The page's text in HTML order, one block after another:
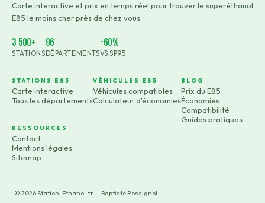
Carte interactive et prix en temps réel pour trouver le superéthanol
E85 le moins cher près de chez vous.
3 500+
STATIONS
96
DÉPARTEMENTS
-60%
VS SP95
STATIONS E85
Carte interactive
Tous les départements
VÉHICULES E85
Véhicules compatibles
Calculateur d'économies
BLOG
Prix du E85
Économies
Compatibilité
Guides pratiques
RESSOURCES
Contact
Mentions légales
Sitemap
© 2026Station-Ethanol.fr — Baptiste Rossignol